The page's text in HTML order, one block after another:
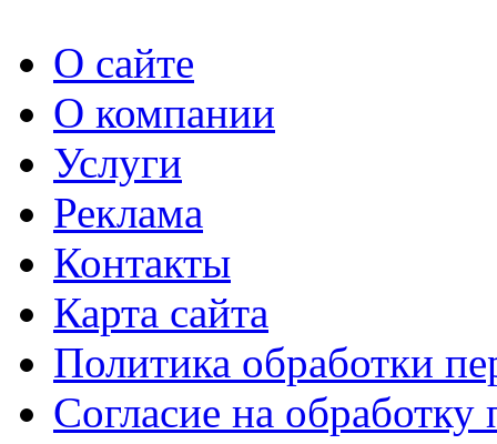
О сайте
О компании
Услуги
Реклама
Контакты
Карта сайта
Политика обработки
Согласие на